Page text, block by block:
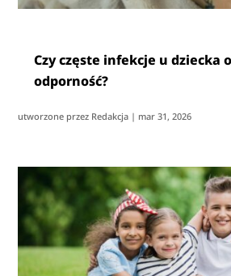
Czy częste infekcje u dziecka
odporność?
utworzone przez Redakcja | mar 31, 2026